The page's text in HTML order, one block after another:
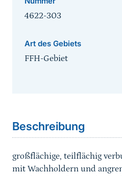
4622-303
Art des Gebiets
FFH-Gebiet
Beschreibung
großflächige, teilflächig
mit Wachholdern und